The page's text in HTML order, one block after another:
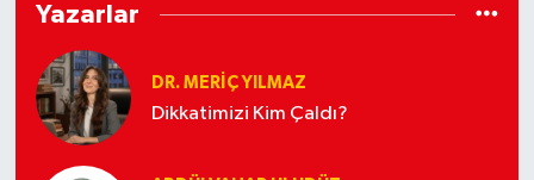
Yazarlar
DR. MERIÇ YILMAZ
Dikkatimizi Kim Çaldı?